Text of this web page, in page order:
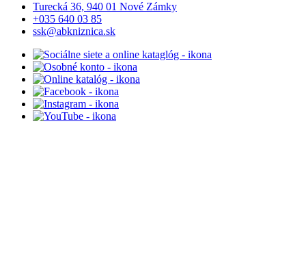
Turecká 36, 940 01 Nové Zámky
+035 640 03 85
ssk@abkniznica.sk